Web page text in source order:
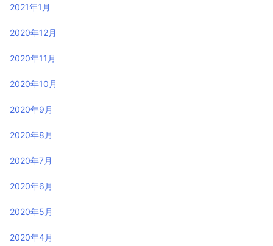
2021年1月
2020年12月
2020年11月
2020年10月
2020年9月
2020年8月
2020年7月
2020年6月
2020年5月
2020年4月